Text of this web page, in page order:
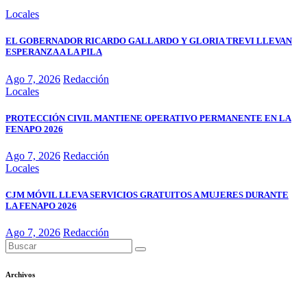
Locales
EL GOBERNADOR RICARDO GALLARDO Y GLORIA TREVI LLEVAN
ESPERANZA A LA PILA
Ago 7, 2026 Redacción
Locales
PROTECCIÓN CIVIL MANTIENE OPERATIVO PERMANENTE EN LA
FENAPO 2026
Ago 7, 2026 Redacción
Locales
CJM MÓVIL LLEVA SERVICIOS GRATUITOS A MUJERES DURANTE
LA FENAPO 2026
Ago 7, 2026 Redacción
Archivos